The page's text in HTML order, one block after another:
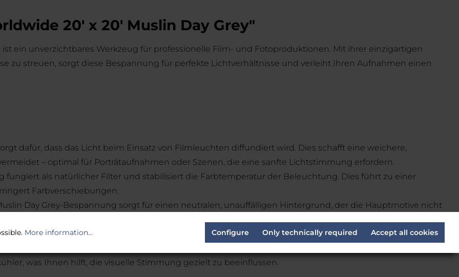
20' x 20' Muslin Day Grey"
ein unverzichtbares Werkzeug für professionelle Film- und Fotoproduktionen. Mit ihrer einzigartigen
zu streuen, sorgt diese Bespannung für perfekte Lichtverhältnisse und verleiht Ihren Aufnahmen einen
dafür, dass das Licht beim Einsatz von Filmleuchten diffundiert wird. Dies schafft eine weichere,
– optimal für Porträtaufnahmen oder Szenen, die eine sanfte Lichtstimmung erfordern.
fungiert als natürlicher Filter und stabilisiert die Farbtemperatur der Beleuchtung. Dies führt zu einer
Farbverschiebungen.
Day Grey-Bespannung sorgt für einen neutralen, unauffälligen Hintergrund, der die Hauptmotive nicht
was Ihnen hilft, die visuelle Stimmung gezielt zu beeinflussen.
More information... Only technically required
Configure Accept all cookies